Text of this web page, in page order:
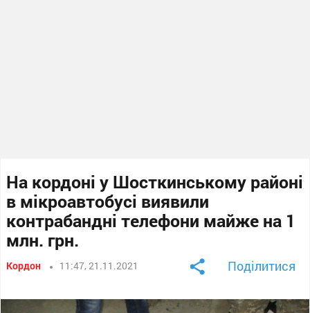
На кордоні у Шосткинському районі
в мікроавтобусі виявили
контрабандні телефони майже на 1
млн. грн.
Кордон 11:47, 21.11.2021 Поділитися